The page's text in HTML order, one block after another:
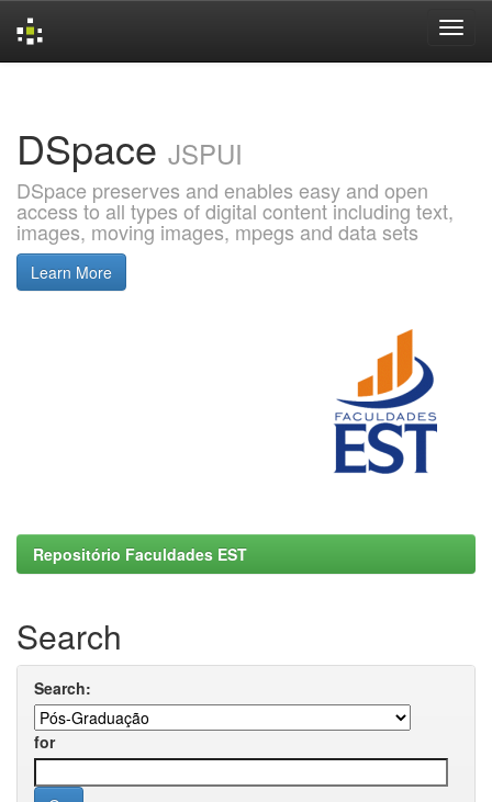
DSpace JSPUI
DSpace preserves and enables easy and open
access to all types of digital content including text,
images, moving images, mpegs and data sets
Learn More
Repositório Faculdades EST
Search
Search:
for